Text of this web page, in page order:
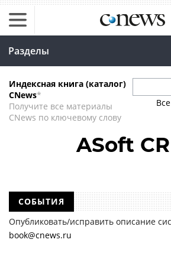
Разделы
Индексная книга (каталог)
CNews*
Получите все материалы
CNews по ключевому слову
ASoft
СОБЫТИЯ
Опубликовать/исправить описание
book@cnews.ru